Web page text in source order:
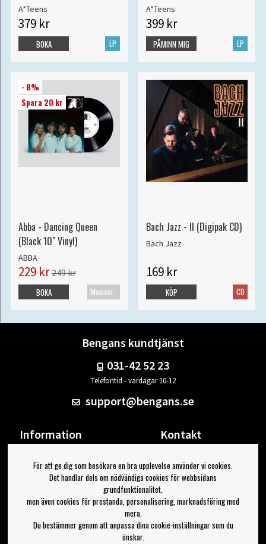
A*Teens
379 kr
LP
BOKA
A*Teens
399 kr
LP
PÅMINN MIG
- 8%
Spara 20 kr
Abba - Dancing Queen
(Black 10" Vinyl)
ABBA
229 kr249 kr
Maxisingel
BOKA
Bach Jazz - II (Digipak CD)
Bach Jazz
169 kr
CD
KÖP
Bengans kundtjänst
031-42 52 23
Telefontid - vardagar 10-12
support@bengans.se
Information
Om Bengans
FAQ / Köp- & Leveransvillkor
Kontakt
Din sida
Logga ut
Jag vill ha tips från Bengans
För att ge dig som besökare en bra upplevelse använder vi cookies.
Det handlar dels om nödvändiga cookies för webbsidans
grundfunktionalitet,
men även cookies för prestanda, personalisering, marknadsföring med
mera.
Du bestämmer genom att anpassa dina cookie-inställningar som du
önskar.